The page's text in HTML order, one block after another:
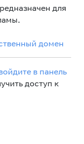
для
домен
в панель
доступ к